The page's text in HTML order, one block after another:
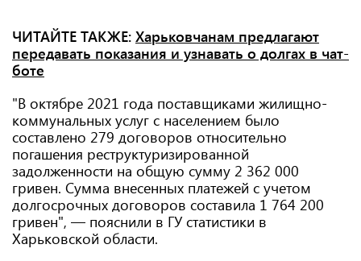
ЧИТАЙТЕ ТАКЖЕ: Харьковчанам предлагают
передавать показания и узнавать о долгах в чат-
боте
"В октябре 2021 года поставщиками жилищно-
коммунальных услуг с населением было
составлено 279 договоров относительно
погашения реструктуризированной
задолженности на общую сумму 2 362 000
гривен. Сумма внесенных платежей с учетом
долгосрочных договоров составила 1 764 200
гривен", — пояснили в ГУ статистики в
Харьковской области.